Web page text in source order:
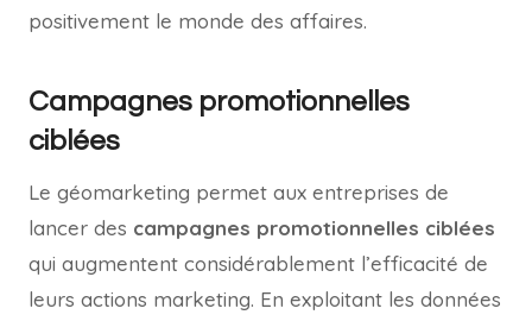
positivement le monde des affaires.
Campagnes promotionnelles
ciblées
Le géomarketing permet aux entreprises de
lancer des campagnes promotionnelles ciblées
qui augmentent considérablement l’efficacité de
leurs actions marketing. En exploitant les données